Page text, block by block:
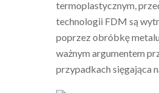
termoplastycznym,
technologii FDM są
poprzez obróbkę
ważnym argumentem
przypadkach sięgająca